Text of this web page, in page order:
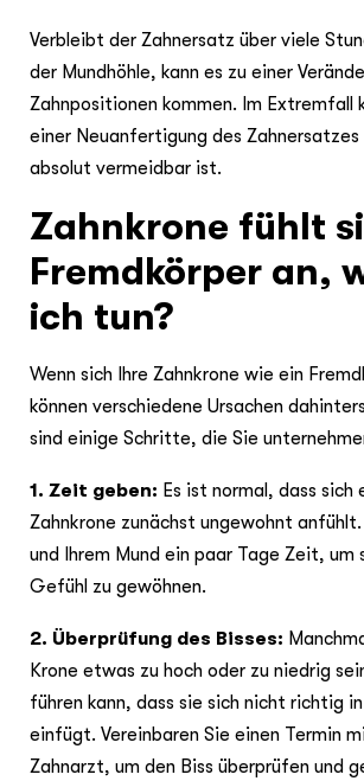
Verbleibt der Zahnersatz über viele
der Mundhöhle, kann es zu einer
Zahnpositionen kommen. Im Extremfall
einer Neuanfertigung des
absolut vermeidbar ist.
Zahnkrone fühlt
Fremdkörper an,
ich tun?
Wenn sich Ihre Zahnkrone wie ein
können verschiedene Ursachen
sind einige Schritte, die Sie
1. Zeit geben: Es ist normal, dass sich
Zahnkrone zunächst ungewohnt
und Ihrem Mund ein paar Tage Zeit, um
Gefühl zu gewöhnen.
2. Überprüfung des Bisses:
Krone etwas zu hoch oder zu niedrig
führen kann, dass sie sich nicht richtig
einfügt. Vereinbaren Sie einen Termin
Zahnarzt, um den Biss überprüfen und